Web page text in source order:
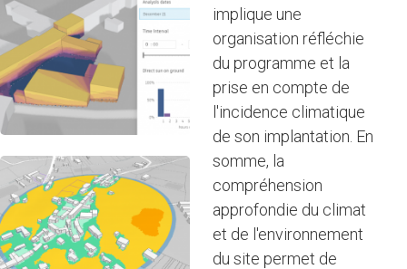
implique une
organisation réfléchie
du programme et la
prise en compte de
l'incidence climatique
de son implantation. En
somme, la
compréhension
approfondie du climat
et de l'environnement
du site permet de